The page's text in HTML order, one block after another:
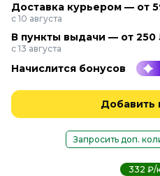
Доставка курьером — от
с 10 августа
В пункты выдачи — от 250
с 13 августа
Начислится бонусов
Добавить
Запросить доп.
332 ₽/